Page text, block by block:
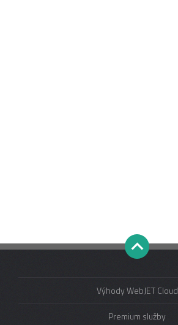
Výhody WebJET Cloud
Premium služby